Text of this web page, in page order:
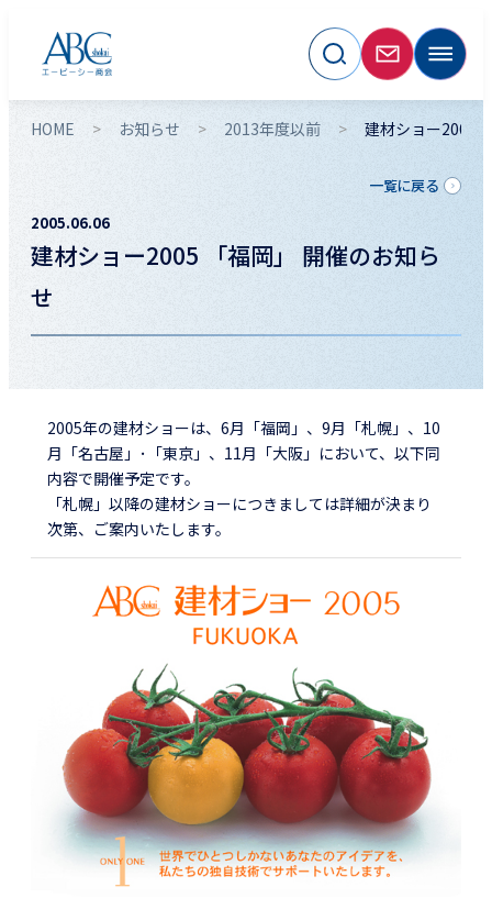
HOME お知らせ 2013年度以前 建材ショー2005
2005.06.06
建材ショー2005 「福岡」 開催のお知ら
せ
一覧に戻る
2005年の建材ショーは、6月「福岡」、9月「札幌」、10
月「名古屋」･「東京」、11月「大阪」において、以下同
内容で開催予定です。
「札幌」以降の建材ショーにつきましては詳細が決まり
次第、ご案内いたします。